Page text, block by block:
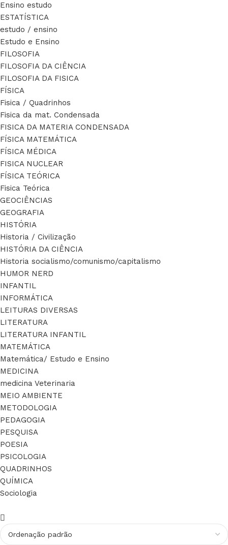
Ensino estudo
ESTATÍSTICA
estudo / ensino
Estudo e Ensino
FILOSOFIA
FILOSOFIA DA CIÊNCIA
FILOSOFIA DA FISICA
FÍSICA
Fisica / Quadrinhos
Fisica da mat. Condensada
FISICA DA MATERIA CONDENSADA
FÍSICA MATEMÁTICA
FÍSICA MÉDICA
FISICA NUCLEAR
FÍSICA TEÓRICA
Fisica Teórica
GEOCIÊNCIAS
GEOGRAFIA
HISTÓRIA
Historia / Civilização
HISTÓRIA DA CIÊNCIA
Historia socialismo/comunismo/capitalismo
HUMOR NERD
INFANTIL
INFORMÁTICA
LEITURAS DIVERSAS
LITERATURA
LITERATURA INFANTIL
MATEMÁTICA
Matemática/ Estudo e Ensino
MEDICINA
medicina Veterinaria
MEIO AMBIENTE
METODOLOGIA
PEDAGOGIA
PESQUISA
POESIA
PSICOLOGIA
QUADRINHOS
QUÍMICA
Sociologia